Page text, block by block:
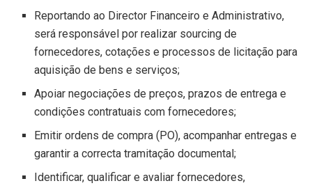
Reportando ao Director Financeiro e Administrativo,
será responsável por realizar sourcing de
fornecedores, cotações e processos de licitação para
aquisição de bens e serviços;
Apoiar negociações de preços, prazos de entrega e
condições contratuais com fornecedores;
Emitir ordens de compra (PO), acompanhar entregas e
garantir a correcta tramitação documental;
Identificar, qualificar e avaliar fornecedores,